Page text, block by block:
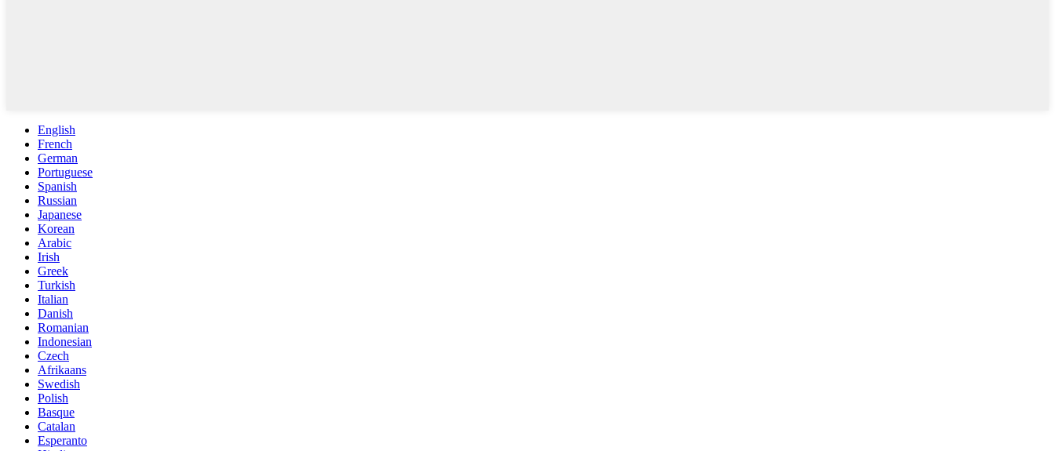
English
French
German
Portuguese
Spanish
Russian
Japanese
Korean
Arabic
Irish
Greek
Turkish
Italian
Danish
Romanian
Indonesian
Czech
Afrikaans
Swedish
Polish
Basque
Catalan
Esperanto